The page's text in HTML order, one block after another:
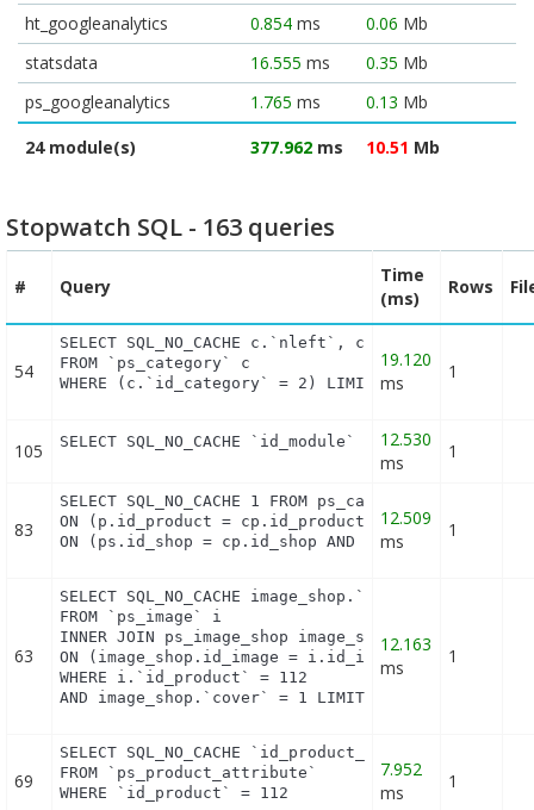
ht_googleanalytics
0.854 ms 0.06 Mb
statsdata
16.555 ms 0.35 Mb
ps_googleanalytics
1.765 ms 0.13 Mb
24 module(s)
377.962 ms 10.51 Mb
Stopwatch SQL - 163 queries
# Query
Time
(ms)
Rows
54
SELECT SQL_NO_CACHE c.`nleft`, c.`nright`,
FROM `ps_category` c
WHERE (c.`id_category` = 2) LIMIT 1
19.120
ms
1
105 SELECT SQL_NO_CACHE `id_module` FROM
12.530
ms
1
83
SELECT SQL_NO_CACHE 1 FROM ps_cart_product cp
ON (p.id_product = cp.id_product) INNER JOIN
ON (ps.id_shop = cp.id_shop AND ps.id_product =
12.509
ms
1
63
SELECT SQL_NO_CACHE image_shop.`id_image`
FROM `ps_image` i
INNER JOIN ps_image_shop image_shop
ON (image_shop.id_image = i.id_image AND
WHERE i.`id_product` = 112
AND image_shop.`cover` = 1 LIMIT 1
12.163
ms
1
69
SELECT SQL_NO_CACHE `id_product_attribute`
FROM `ps_product_attribute`
WHERE `id_product` = 112
7.952
ms
1